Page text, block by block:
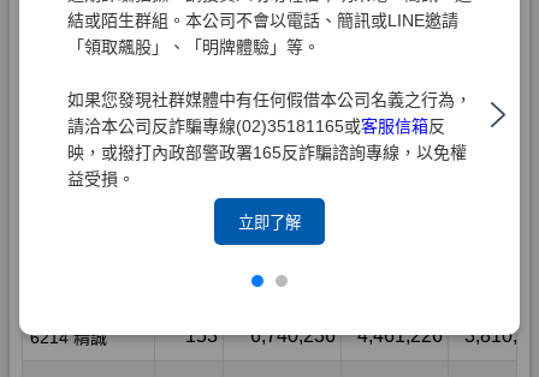
結或陌生群組。本公司不會以電話、簡訊或LINE邀請
「領取飆股」、「明牌體驗」等。
如果您發現社群媒體中有任何假借本公司名義之行為，
請洽本公司反詐騙專線(02)35181165或客服信箱反
映，或撥打內政部警政署165反詐騙諮詢專線，以免權
益受損。
立即了解